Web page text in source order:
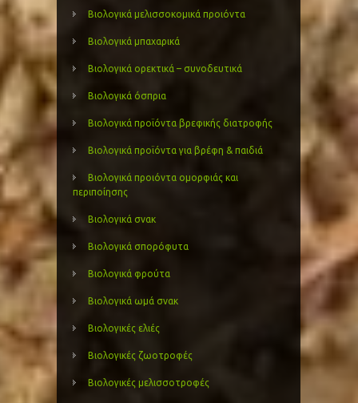
Βιολογικά μελισσοκομικά προιόντα
Βιολογικά μπαχαρικά
Βιολογικά ορεκτικά – συνοδευτικά
Βιολογικά όσπρια
Βιολογικά προϊόντα βρεφικής διατροφής
Βιολογικά προϊόντα για βρέφη & παιδιά
Βιολογικά προιόντα ομορφιάς και
περιποίησης
Βιολογικά σνακ
Βιολογικά σπορόφυτα
Βιολογικά φρούτα
Βιολογικά ωμά σνακ
Βιολογικές ελιές
Βιολογικές ζωοτροφές
Βιολογικές μελισσοτροφές